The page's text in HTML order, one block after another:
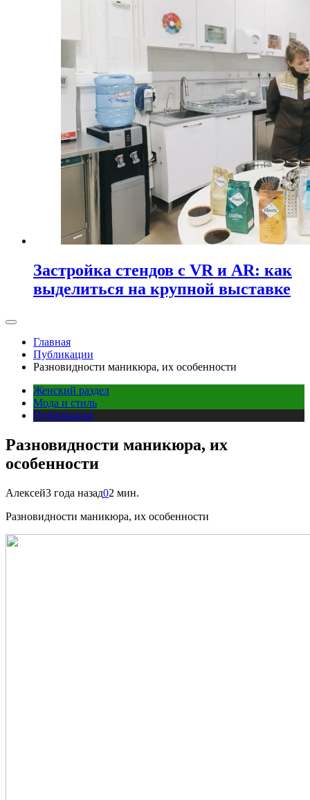
Застройка стендов с VR и AR: как
выделиться на крупной выставке
Главная
Публикации
Разновидности маникюра, их особенности
Женский раздел
Мода и стиль
Публикации
Разновидности маникюра, их
особенности
Алексей3 года назад02 мин.
Разновидности маникюра, их особенности